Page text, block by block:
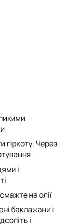
гіркоту. Через
і
на олії
баклажани і
і